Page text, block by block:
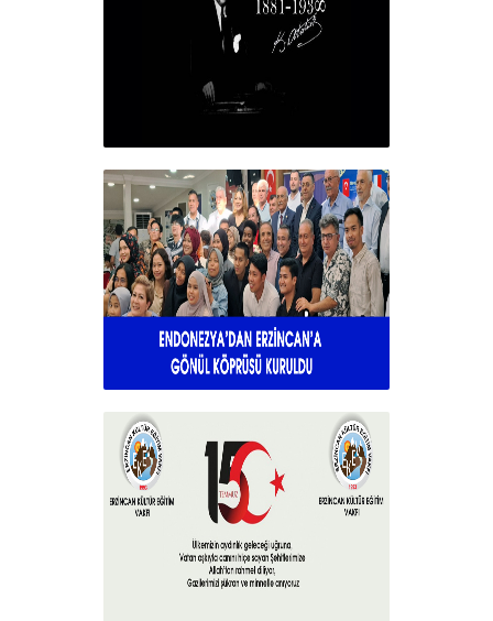
+
10 KASIM
+
Endonezya’dan Erzincan’a gönül
köprüsü
+